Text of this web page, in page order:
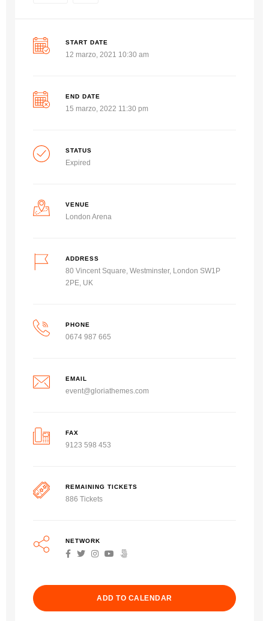
START DATE
12 marzo, 2021 10:30 am
END DATE
15 marzo, 2022 11:30 pm
STATUS
Expired
VENUE
London Arena
ADDRESS
80 Vincent Square, Westminster, London SW1P
2PE, UK
PHONE
0674 987 665
EMAIL
event@gloriathemes.com
FAX
9123 598 453
REMAINING TICKETS
886 Tickets
NETWORK
ADD TO CALENDAR